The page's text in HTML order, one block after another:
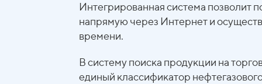
Интегрированная система позволит
напрямую через Интернет и
времени.
В систему поиска продукции на
единый классификатор